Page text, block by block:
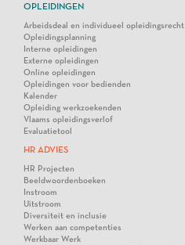
OPLEIDINGEN
Arbeidsdeal en individueel opleidingsrecht
Opleidingsplanning
Interne opleidingen
Externe opleidingen
Online opleidingen
Opleidingen voor bedienden
Kalender
Opleiding werkzoekenden
Vlaams opleidingsverlof
Evaluatietool
HR ADVIES
HR Projecten
Beeldwoordenboeken
Instroom
Uitstroom
Diversiteit en inclusie
Werken aan competenties
Werkbaar Werk